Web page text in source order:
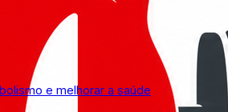
e melhorar a saúde